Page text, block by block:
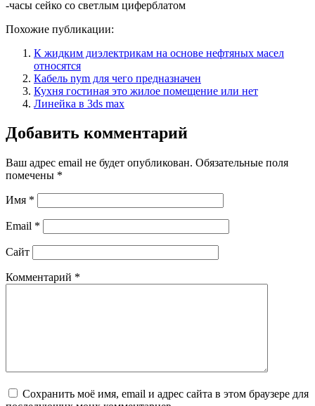
-часы сейко со светлым циферблатом
Похожие публикации:
К жидким диэлектрикам на основе нефтяных масел
относятся
Кабель nym для чего предназначен
Кухня гостиная это жилое помещение или нет
Линейка в 3ds max
Добавить комментарий
Ваш адрес email не будет опубликован. Обязательные поля
помечены *
Имя *
Email *
Сайт
Комментарий *
Сохранить моё имя, email и адрес сайта в этом браузере для